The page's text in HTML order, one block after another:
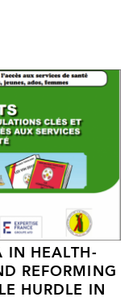
IN HEALTH-
REFORMING
HURDLE IN